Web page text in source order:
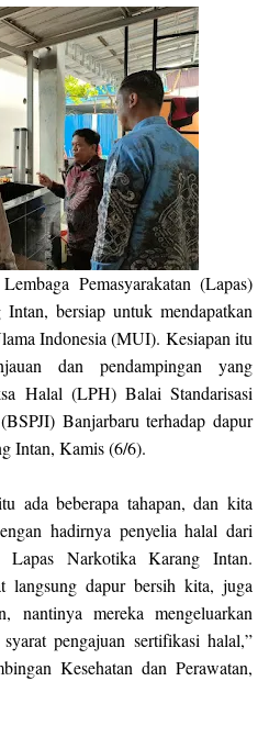
Pemasyarakatan (Lapas)
bersiap untuk mendapatkan
Indonesia (MUI). Kesiapan itu
dan pendampingan yang
Halal (LPH) Balai Standarisasi
Banjarbaru terhadap dapur
Intan, Kamis (6/6).
ada beberapa tahapan, dan kita
hadirnya penyelia halal dari
Narkotika Karang Intan.
langsung dapur bersih kita, juga
nantinya mereka mengeluarkan
pengajuan sertifikasi halal,”
Kesehatan dan Perawatan,